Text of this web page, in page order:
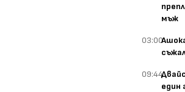
мъж
03:00
09:44
един